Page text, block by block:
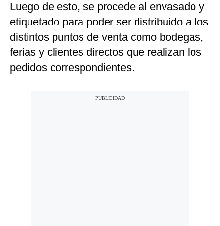
Luego de esto, se procede al envasado y
etiquetado para poder ser distribuido a los
distintos puntos de venta como bodegas,
ferias y clientes directos que realizan los
pedidos correspondientes.